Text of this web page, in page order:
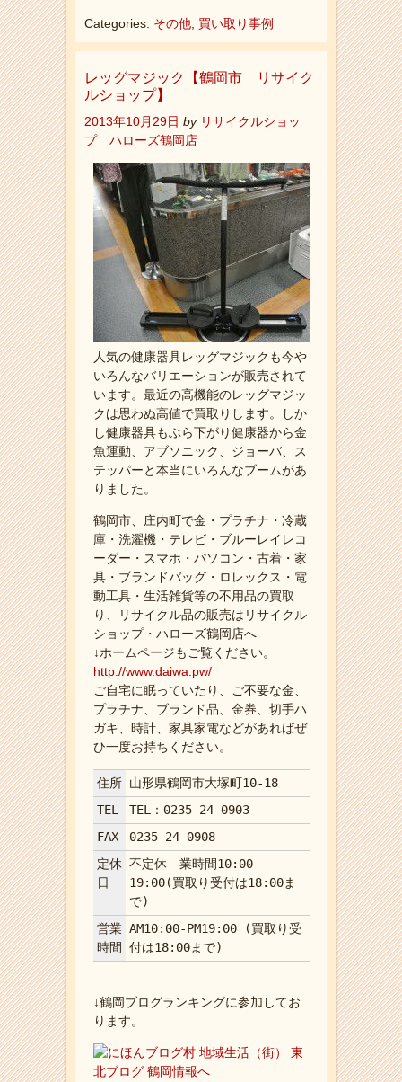
Categories: その他 買い取り事例
レッグマジック【鶴岡市 リサイク
ルショップ】
2013年10月29日 by リサイクルショッ
プ ハローズ鶴岡店
人気の健康器具レッグマジックも今や
いろんなバリエーションが販売されて
います。最近の高機能のレッグマジッ
クは思わぬ高値で買取りします。しか
し健康器具もぶら下がり健康器から金
魚運動、アブソニック、ジョーバ、ス
テッパーと本当にいろんなブームがあ
りました。
鶴岡市、庄内町で金・プラチナ・冷蔵
庫・洗濯機・テレビ・ブルーレイレコ
ーダー・スマホ・パソコン・古着・家
具・ブランドバッグ・ロレックス・電
動工具・生活雑貨等の不用品の買取
り、リサイクル品の販売はリサイクル
ショップ・ハローズ鶴岡店へ
↓ホームページもご覧ください。
http://www.daiwa.pw/
ご自宅に眠っていたり、ご不要な金、
プラチナ、ブランド品、金券、切手ハ
ガキ、時計、家具家電などがあればぜ
ひ一度お持ちください。
住所 山形県鶴岡市大塚町10-18
TEL
TEL：0235-24-0903
FAX
0235-24-0908
定休
日
不定休 業時間10:00-
19:00(買取り受付は18:00ま
で)
営業
時間
AM10:00-PM19:00 (買取り受
付は18:00まで)
↓鶴岡ブログランキングに参加してお
ります。